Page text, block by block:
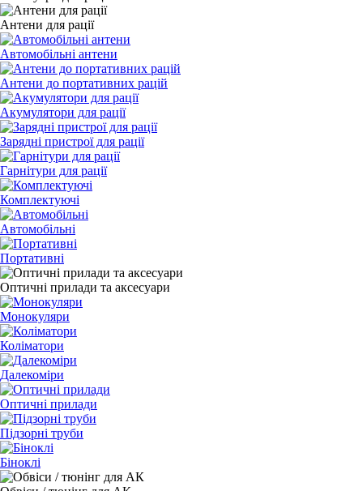
Антени для рації
Автомобільні антени
Антени до портативних рацій
Акумулятори для рації
Зарядні пристрої для рації
Гарнітури для рації
Комплектуючі
Автомобільні
Портативні
Оптичні прилади та аксесуари
Монокуляри
Коліматори
Далекоміри
Оптичні прилади
Підзорні труби
Біноклі